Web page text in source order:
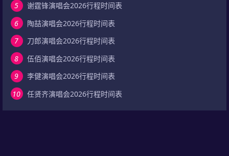
5
谢霆锋演唱会2026行程时间表
6
陶喆演唱会2026行程时间表
7
刀郎演唱会2026行程时间表
8
伍佰演唱会2026行程时间表
9
李健演唱会2026行程时间表
10
任贤齐演唱会2026行程时间表